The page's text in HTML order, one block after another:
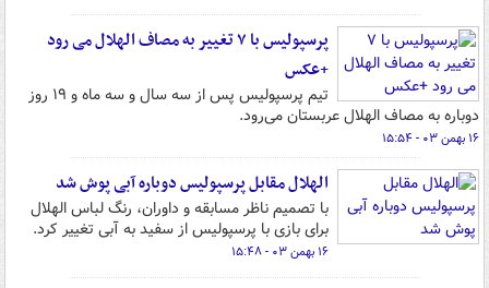
پرسپولیس با ۷ تغییر به مصاف الهلال می رود
+عکس
تیم پرسپولیس پس از سه سال و سه ماه و ۱۹ روز
دوباره به مصاف الهلال عربستان می‌رود.
۱۶ بهمن ۰۳ - ۱۵:۵۴
الهلال مقابل پرسپولیس دوباره آبی پوش شد
با تصمیم ناظر مسابقه و داوران، رنگ لباس الهلال
برای بازی با پرسپولیس از سفید به آبی تغییر کرد.
۱۶ بهمن ۰۳ - ۱۵:۴۸